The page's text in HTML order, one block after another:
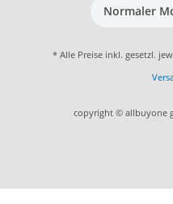
Normaler
* Alle Preise inkl. gesetzl.
copyright © allbuyone